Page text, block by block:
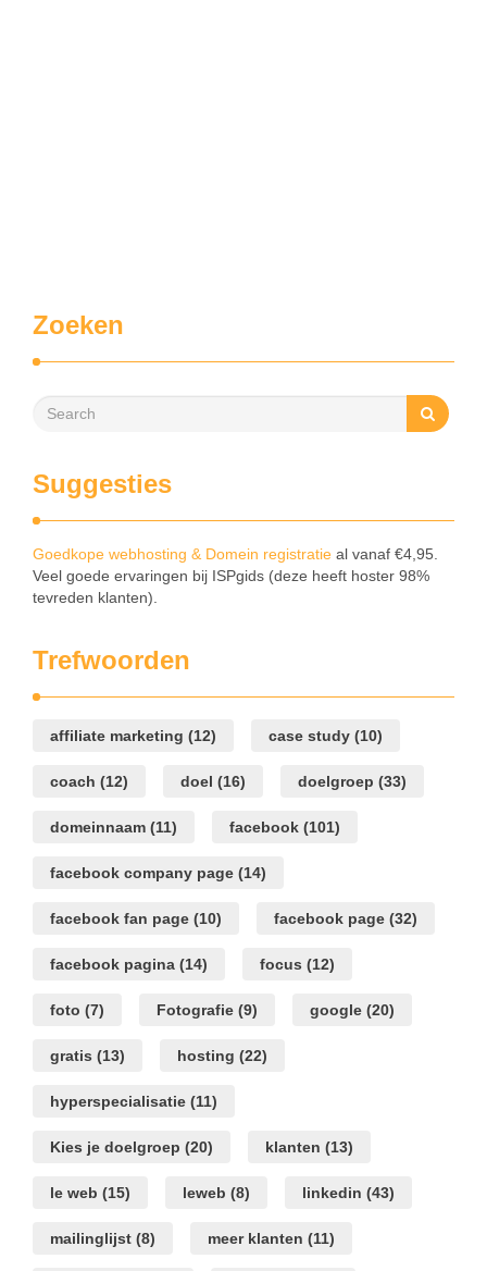
Zoeken
Suggesties
Goedkope webhosting & Domein registratie al vanaf €4,95.
Veel goede ervaringen bij ISPgids (deze heeft hoster 98%
tevreden klanten).
Trefwoorden
affiliate marketing (12) case study (10)
coach (12) doel (16) doelgroep (33)
domeinnaam (11) facebook (101)
facebook company page (14)
facebook fan page (10) facebook page (32)
facebook pagina (14) focus (12)
foto (7) Fotografie (9) google (20)
gratis (13) hosting (22)
hyperspecialisatie (11)
Kies je doelgroep (20) klanten (13)
le web (15) leweb (8) linkedin (43)
mailinglijst (8) meer klanten (11)